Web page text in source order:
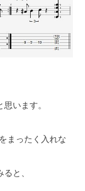
います。
まったく入れな
と、